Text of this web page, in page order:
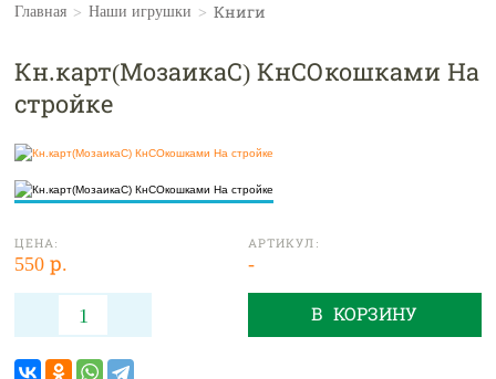
Главная > Наши игрушки > Книги
Кн.карт(МозаикаС) КнСОкошками На
стройке
ЦЕНА:
550 р.
АРТИКУЛ:
-
В КОРЗИНУ